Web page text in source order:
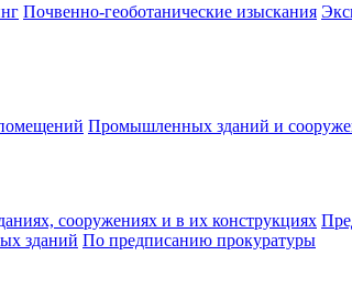
Почвенно-геоботанические изыскания
Промышленных зданий и
сооружениях и в их конструкциях
зданий По предписанию прокуратуры